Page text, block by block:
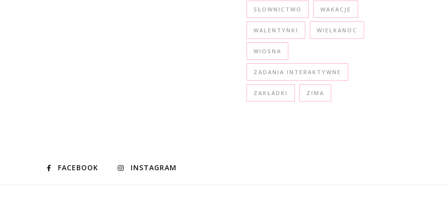
SŁOWNICTWO WAKACJE
WALENTYNKI WIELKANOC
WIOSNA
ZADANIA INTERAKTYWNE
ZAKŁADKI ZIMA
FACEBOOK INSTAGRAM